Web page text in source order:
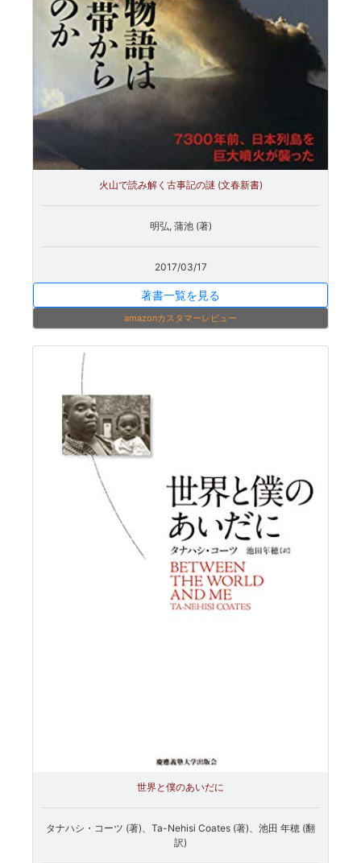
火山で読み解く古事記の謎 (文春新書)
明弘, 蒲池 (著)
2017/03/17
著書一覧を見る
amazonカスタマーレビュー
世界と僕のあいだに
タナハシ・コーツ (著)、Ta-Nehisi Coates (著)、池田 年穂 (翻
訳)